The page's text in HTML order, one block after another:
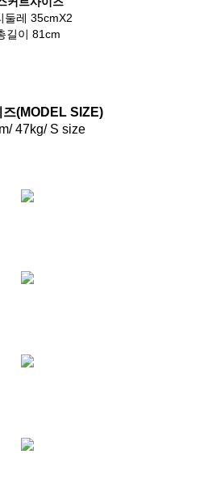
둘레 35cmX2
길이 81cm
즈(MODEL SIZE)
47kg/ S size